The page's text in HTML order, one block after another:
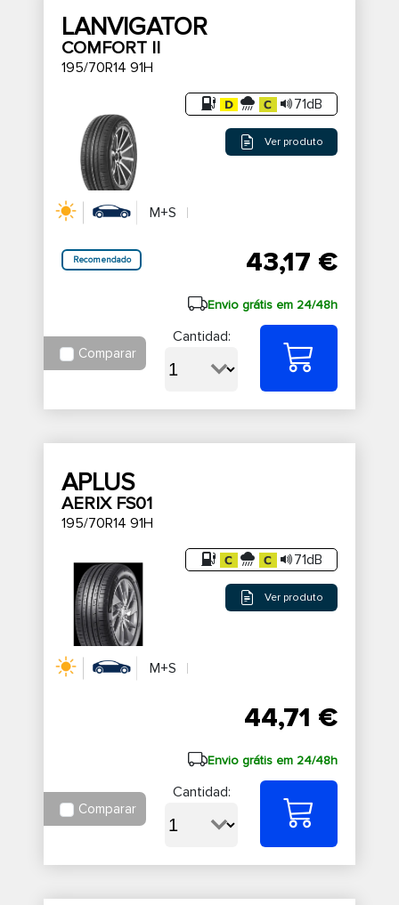
LANVIGATOR
COMFORT II
195/70R14 91H
71dB
Ver produto
M+S
Recomendado 43,17 €
Envio grátis em 24/48h
Comparar
Cantidad:
APLUS
AERIX FS01
195/70R14 91H
71dB
Ver produto
M+S
44,71 €
Envio grátis em 24/48h
Comparar
Cantidad: